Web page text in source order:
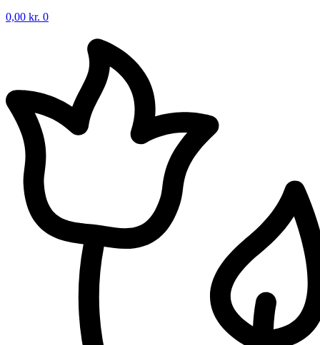
0,00 kr. 0